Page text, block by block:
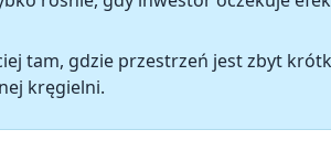
tam, gdzie przestrzeń jest zbyt
kręgielni.